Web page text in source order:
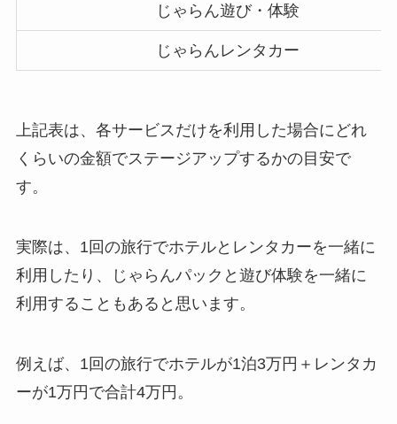
じゃらん遊び・体験
じゃらんレンタカー
上記表は、各サービスだけを利用した場合にどれ
くらいの金額でステージアップするかの目安で
す。
実際は、1回の旅行でホテルとレンタカーを一緒に
利用したり、じゃらんパックと遊び体験を一緒に
利用することもあると思います。
例えば、1回の旅行でホテルが1泊3万円＋レンタカ
ーが1万円で合計4万円。